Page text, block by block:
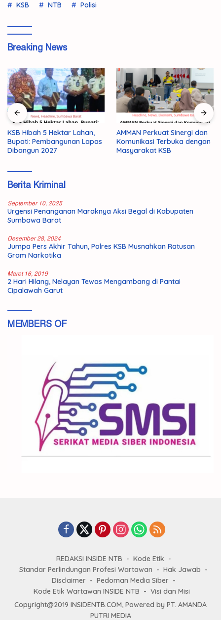
KSB NTB Polisi
Breaking News
KSB Hibah 5 Hektar Lahan,
Bupati: Pembangunan Lapas
Dibangun 2027
AMMAN Perkuat Sinergi dan
Komunikasi Terbuka dengan
Masyarakat KSB
Berita Kriminal
September 10, 2025
Urgensi Penanganan Maraknya Aksi Begal di Kabupaten
Sumbawa Barat
Desember 28, 2024
Jumpa Pers Akhir Tahun, Polres KSB Musnahkan Ratusan
Gram Narkotika
Maret 16, 2019
2 Hari Hilang, Nelayan Tewas Mengambang di Pantai
Cipalawah Garut
MEMBERS OF
REDAKSI INSIDE NTB
Kode Etik
Standar Perlindungan Profesi Wartawan
Hak Jawab
Disclaimer
Pedoman Media Siber
Kode Etik Wartawan INSIDE NTB
Visi dan Misi
Copyright@2019 INSIDENTB.COM, Powered by PT. AMANDA
PUTRI MEDIA